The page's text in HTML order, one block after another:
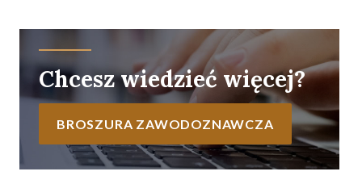
Chcesz wiedzieć więcej?
BROSZURA ZAWODOZNAWCZA